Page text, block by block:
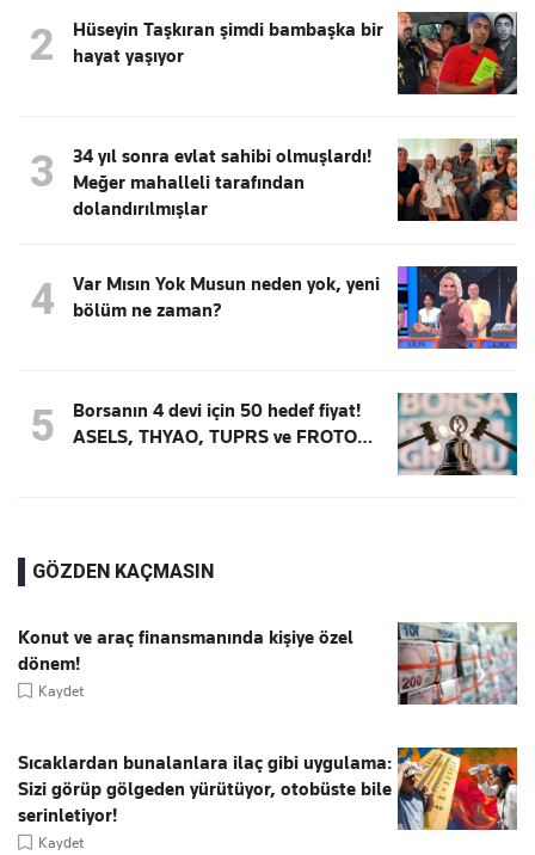
2
Hüseyin Taşkıran şimdi bambaşka bir
hayat yaşıyor
3
34 yıl sonra evlat sahibi olmuşlardı!
Meğer mahalleli tarafından
dolandırılmışlar
4
Var Mısın Yok Musun neden yok, yeni
bölüm ne zaman?
5
Borsanın 4 devi için 50 hedef fiyat!
ASELS, THYAO, TUPRS ve FROTO…
GÖZDEN KAÇMASIN
Konut ve araç finansmanında kişiye özel
dönem!
Kaydet
Sıcaklardan bunalanlara ilaç gibi uygulama:
Sizi görüp gölgeden yürütüyor, otobüste bile
serinletiyor!
Kaydet